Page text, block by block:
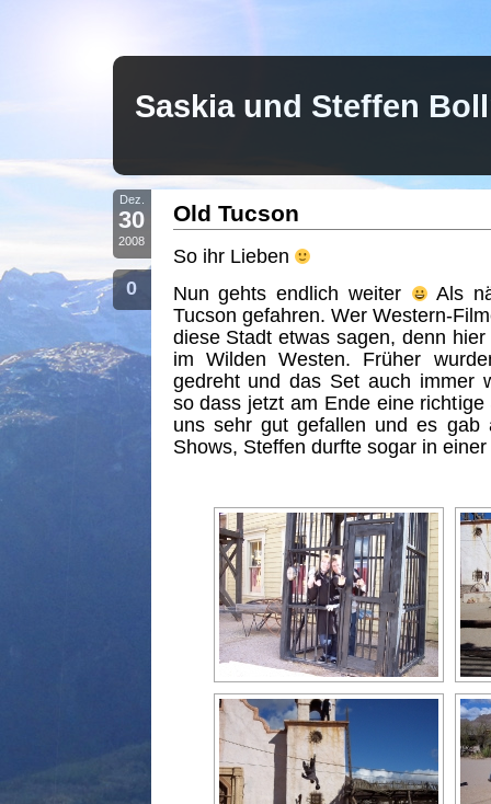
Saskia und Steffen
Dez.
30
2008
0
Old Tucson
So ihr Lieben
Nun gehts endlich weiter
Als
Tucson gefahren. Wer Western-
diese Stadt etwas sagen, denn
im Wilden Westen. Früher
gedreht und das Set auch immer
so dass jetzt am Ende eine
uns sehr gut gefallen und es gab
Shows, Steffen durfte sogar in